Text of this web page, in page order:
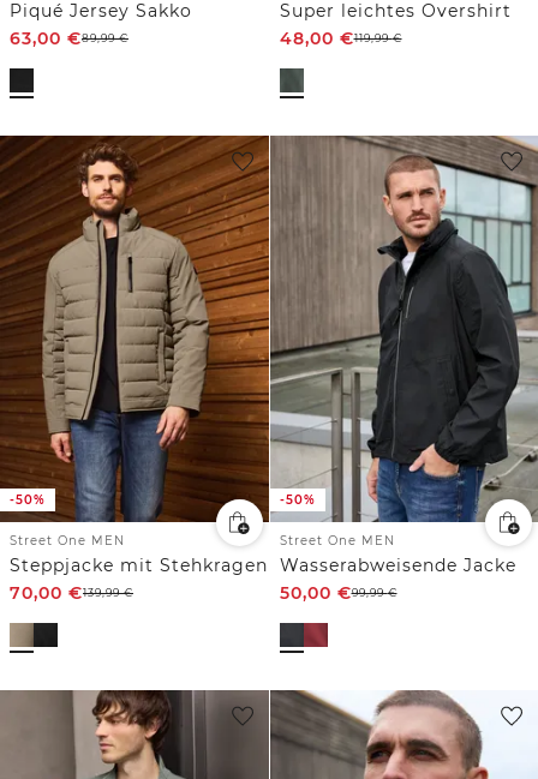
Piqué Jersey Sakko
63,00 €89,99€
Super leichtes Overshirt
48,00 €119,99€
-50%
Street One MEN
Steppjacke mit Stehkragen
70,00 €139,99€
-50%
Street One MEN
Wasserabweisende Jacke
50,00 €99,99€